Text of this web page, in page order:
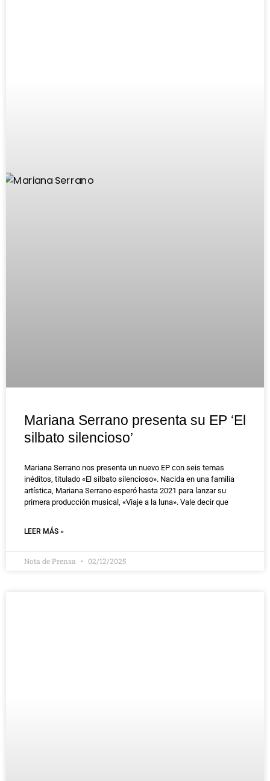
Mariana Serrano presenta su EP ‘El
silbato silencioso’
Mariana Serrano nos presenta un nuevo EP con seis temas
inéditos, titulado «El silbato silencioso». Nacida en una familia
artística, Mariana Serrano esperó hasta 2021 para lanzar su
primera producción musical, «Viaje a la luna». Vale decir que
LEER MÁS »
Nota de Prensa 02/12/2025